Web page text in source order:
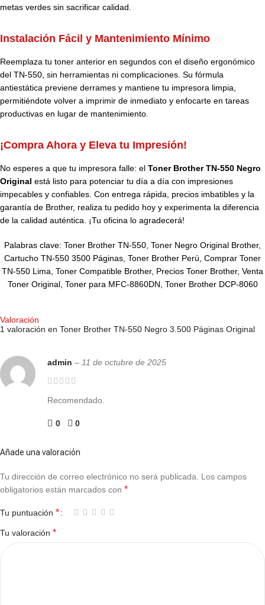
metas verdes sin sacrificar calidad.
Instalación Fácil y Mantenimiento Mínimo
Reemplaza tu toner anterior en segundos con el diseño ergonómico
del TN-550, sin herramientas ni complicaciones. Su fórmula
antiestática previene derrames y mantiene tu impresora limpia,
permitiéndote volver a imprimir de inmediato y enfocarte en tareas
productivas en lugar de mantenimiento.
¡Compra Ahora y Eleva tu Impresión!
No esperes a que tu impresora falle: el Toner Brother TN-550 Negro
Original está listo para potenciar tu día a día con impresiones
impecables y confiables. Con entrega rápida, precios imbatibles y la
garantía de Brother, realiza tu pedido hoy y experimenta la diferencia
de la calidad auténtica. ¡Tu oficina lo agradecerá!
Palabras clave: Toner Brother TN-550, Toner Negro Original Brother,
Cartucho TN-550 3500 Páginas, Toner Brother Perú, Comprar Toner
TN-550 Lima, Toner Compatible Brother, Precios Toner Brother, Venta
Toner Original, Toner para MFC-8860DN, Toner Brother DCP-8060
Valoración
1 valoración en Toner Brother TN-550 Negro 3.500 Páginas Original
admin – 11 de octubre de 2025
Recomendado.
0 0
Añade una valoración
Tu dirección de correo electrónico no será publicada. Los campos
obligatorios están marcados con *
Tu puntuación *
Tu valoración *